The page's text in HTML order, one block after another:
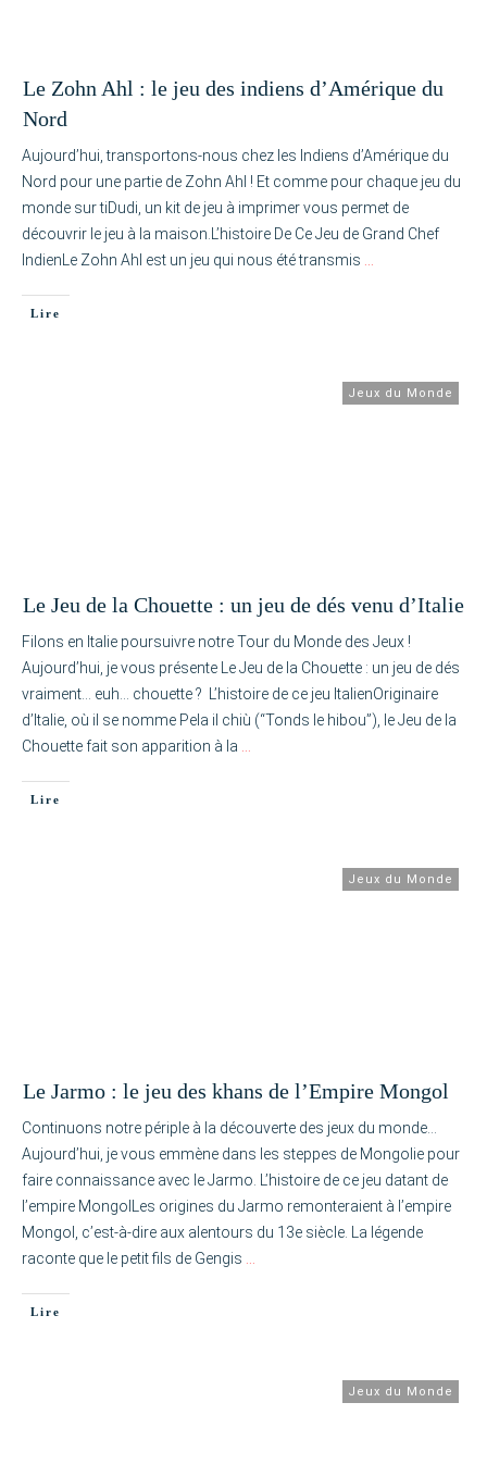
Le Zohn Ahl : le jeu des indiens d’Amérique du
Nord
Aujourd’hui, transportons-nous chez les Indiens d’Amérique du
Nord pour une partie de Zohn Ahl ! Et comme pour chaque jeu du
monde sur tiDudi, un kit de jeu à imprimer vous permet de
découvrir le jeu à la maison.L’histoire De Ce Jeu de Grand Chef
IndienLe Zohn Ahl est un jeu qui nous été transmis
Lire
Jeux du Monde
Le Jeu de la Chouette : un jeu de dés venu d’Italie
Filons en Italie poursuivre notre Tour du Monde des Jeux !
Aujourd’hui, je vous présente Le Jeu de la Chouette : un jeu de dés
vraiment… euh… chouette ? L’histoire de ce jeu ItalienOriginaire
d’Italie, où il se nomme Pela il chiù (“Tonds le hibou”), le Jeu de la
Chouette fait son apparition à la
Lire
Jeux du Monde
Le Jarmo : le jeu des khans de l’Empire Mongol
Continuons notre périple à la découverte des jeux du monde…
Aujourd’hui, je vous emmène dans les steppes de Mongolie pour
faire connaissance avec le Jarmo. L’histoire de ce jeu datant de
l’empire MongolLes origines du Jarmo remonteraient à l’empire
Mongol, c’est-à-dire aux alentours du 13e siècle. La légende
raconte que le petit fils de Gengis
Lire
Jeux du Monde